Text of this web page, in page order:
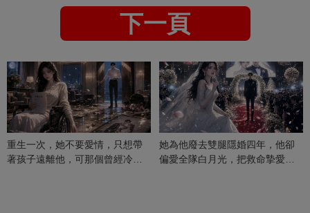
下一頁
重生一次，她不要愛情，只想帶
著孩子遠離他，可那個曾經冷漠
她為他廢去雙腿隱婚四年，他卻
偏愛全隊白月光，把救命摯愛當